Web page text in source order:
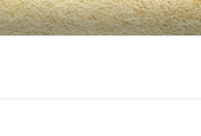
in Bad